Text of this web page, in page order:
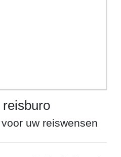
uw reiswensen